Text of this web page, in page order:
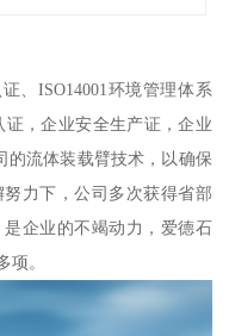
、ISO14001环境管理体系
证，企业安全生产证，企业
的流体装载臂技术，以确保
力下，公司多次获得省部
企业的不竭动力，爱德石
项。